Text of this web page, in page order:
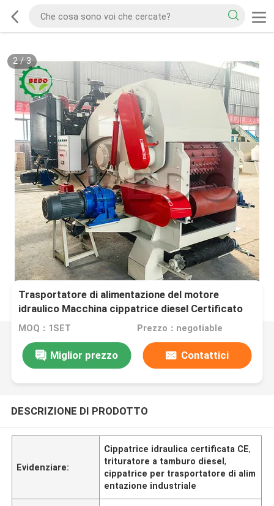
2/3
Trasportatore di alimentazione del motore
idraulico Macchina cippatrice diesel Certificato
CE Trituratore a tamburo industriale
MOQ：1SET Prezzo：negotiable
Miglior prezzo Contattici
DESCRIZIONE DI PRODOTTO
Evidenziare:
Cippatrice idraulica certificata CE,
trituratore a tamburo diesel,
cippatrice per trasportatore di alim
entazione industriale